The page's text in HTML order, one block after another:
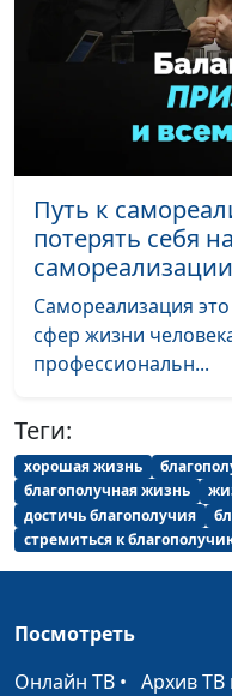
стереотипы и
равенство полов
Унисекс. Гендерные
стереотипы и
(первая часть)
Унисекс.
Путь к
потерять себя
самореализации
Самореализация
сфер жизни
профессиональн...
Теги:
хорошая жизнь
благополучная жизнь
достичь благополучия
стремиться к
Посмотреть
Онлайн ТВ • Архив